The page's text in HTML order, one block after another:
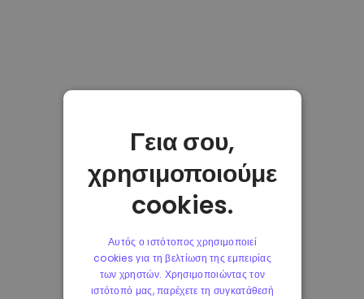
Γεια σου,
χρησιμοποιούμε
cookies.
Αυτός ο ιστότοπος χρησιμοποιεί
cookies για τη βελτίωση της εμπειρίας
των χρηστών. Χρησιμοποιώντας τον
ιστότοπό μας, παρέχετε τη συγκατάθεσή